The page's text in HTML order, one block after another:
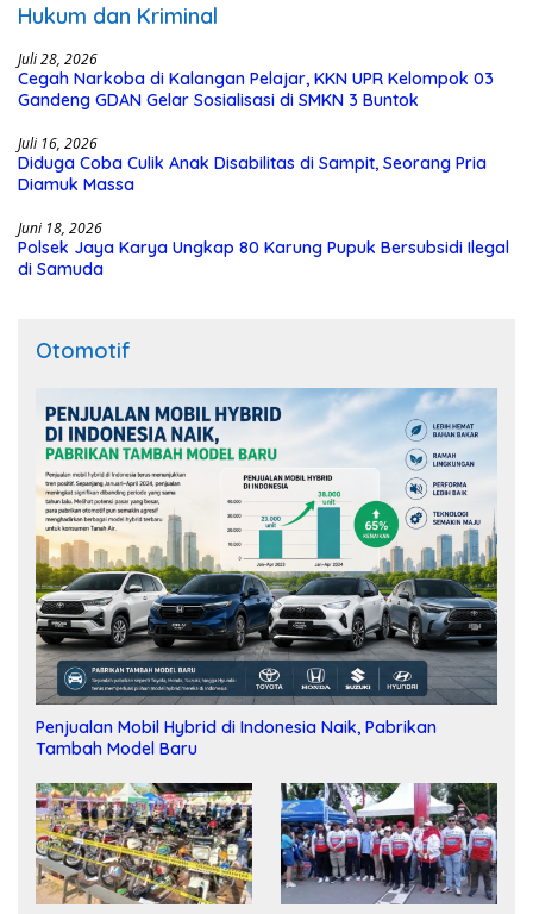
Hukum dan Kriminal
Juli 28, 2026
Cegah Narkoba di Kalangan Pelajar, KKN UPR Kelompok 03
Gandeng GDAN Gelar Sosialisasi di SMKN 3 Buntok
Juli 16, 2026
Diduga Coba Culik Anak Disabilitas di Sampit, Seorang Pria
Diamuk Massa
Juni 18, 2026
Polsek Jaya Karya Ungkap 80 Karung Pupuk Bersubsidi Ilegal
di Samuda
Otomotif
Penjualan Mobil Hybrid di Indonesia Naik, Pabrikan
Tambah Model Baru